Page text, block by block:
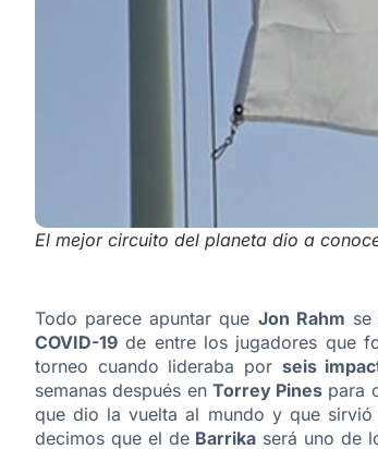
El mejor circuito del planeta dio a
Todo parece apuntar que Jon Rahm
COVID-19 de entre los jugadores que
torneo cuando lideraba por seis
semanas después en Torrey Pines para
que dio la vuelta al mundo y que sirvió
decimos que el de Barrika será uno de